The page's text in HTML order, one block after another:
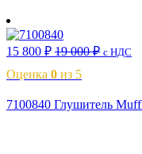
15 800 ₽ 19 000₽ с НДС
Оценка 0 из 5
7100840 Глушитель